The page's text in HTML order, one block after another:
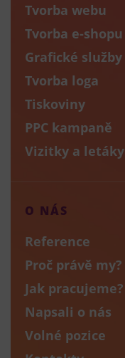
Tvorba webu
Tvorba e-shopu
Grafické služby
Tvorba loga
Tiskoviny
PPC kampaně
Vizitky a letáky
O NÁS
Reference
Proč právě my?
Jak pracujeme?
Napsali o nás
Volné pozice